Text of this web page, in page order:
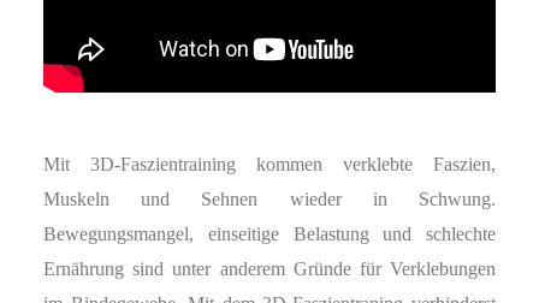
Mit 3D-Faszientraining kommen verklebte Faszien,
Muskeln und Sehnen wieder in Schwung.
Bewegungsmangel, einseitige Belastung und schlechte
Ernährung sind unter anderem Gründe für Verklebungen